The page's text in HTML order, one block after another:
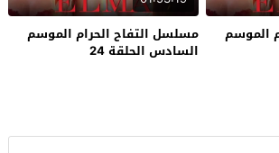
الموسم
مسلسل التفاح الحرام الموسم
السادس الحلقة 24